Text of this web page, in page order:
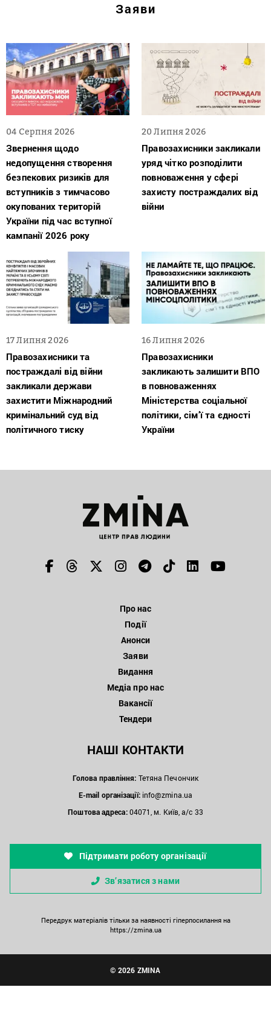
Заяви
04 Серпня 2026
Звернення щодо
недопущення створення
безпекових ризиків для
вступників з тимчасово
окупованих територій
України під час вступної
кампанії 2026 року
20 Липня 2026
Правозахисники закликали
уряд чітко розподілити
повноваження у сфері
захисту постраждалих від
війни
17 Липня 2026
Правозахисники та
постраждалі від війни
закликали держави
захистити Міжнародний
кримінальний суд від
політичного тиску
16 Липня 2026
Правозахисники
закликають залишити ВПО
в повноваженнях
Міністерства соціальної
політики, сім’ї та єдності
України
Про нас
Події
Анонси
Заяви
Видання
Медіа про нас
Вакансії
Тендери
НАШІ КОНТАКТИ
Голова правління: Тетяна Печончик
E-mail організації: info@zmina.ua
Поштова адреса:04071, м. Київ, а/с 33
Підтримати роботу організації
Зв’язатися з нами
Передрук матеріалів тільки за наявності гіперпосилання на
https://zmina.ua
© 2026 ZMINA